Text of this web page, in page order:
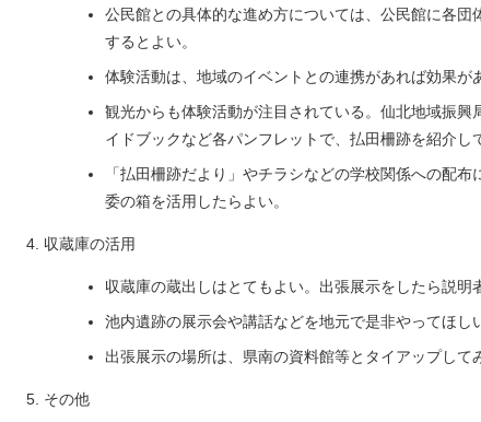
公民館との具体的な進め方については、公民館に各
するとよい。
体験活動は、地域のイベントとの連携があれば効果が
観光からも体験活動が注目されている。仙北地域振
イドブックなど各パンフレットで、払田柵跡を紹介し
「払田柵跡だより」やチラシなどの学校関係への配
委の箱を活用したらよい。
収蔵庫の活用
収蔵庫の蔵出しはとてもよい。出張展示をしたら説明
池内遺跡の展示会や講話などを地元で是非やってほし
出張展示の場所は、県南の資料館等とタイアップして
その他